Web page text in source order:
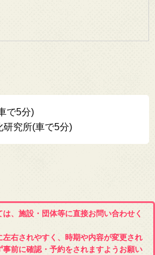
で5分)
研究所(車で5分)
、施設・団体等に直接お問い合わせく
右されやすく、時期や内容が変更され
前に確認・予約をされますようお願い